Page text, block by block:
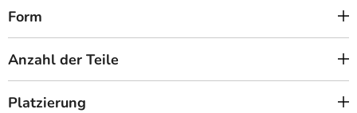
Form
Anzahl der Teile
Platzierung